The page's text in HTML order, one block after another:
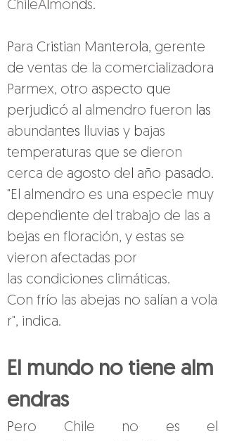
ChileAlmonds.
Para Cristian Manterola, gerente
de ventas de la comercializadora
Parmex, otro aspecto que
perjudicó al almendro fueron las
abundantes lluvias y bajas
temperaturas que se dieron
cerca de agosto del año pasado.
"El almendro es una especie muy
dependiente del trabajo de las a
bejas en floración, y estas se
vieron afectadas por
las condiciones climáticas.
Con frío las abejas no salían a vola
r", indica.
El mundo no tiene alm
endras
Pero Chile no es e